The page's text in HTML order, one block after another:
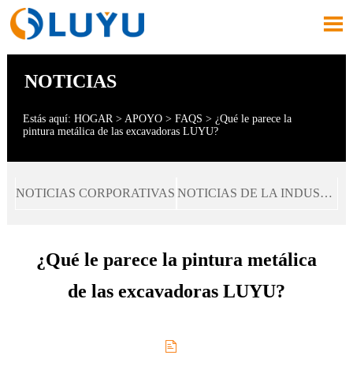

NOTICIAS
Estás aquí: HOGAR> APOYO> FAQS > ¿Qué le parece la
pintura metálica de las excavadoras LUYU?
NOTICIAS CORPORATIVAS NOTICIAS DE LA INDUSTRIA
¿Qué le parece la pintura metálica
de las excavadoras LUYU?
